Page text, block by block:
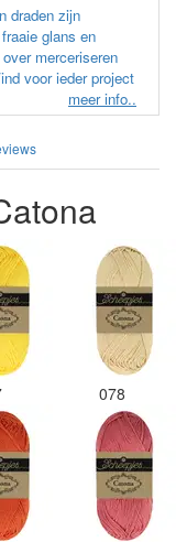
draden zijn
glans en
merceriseren
voor ieder project
meer info..
078